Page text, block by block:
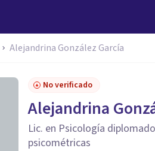
Alejandrina González García
No verificado
Alejandrina
Lic. en Psicología
psicométricas